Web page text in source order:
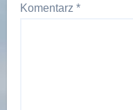
Komentarz *